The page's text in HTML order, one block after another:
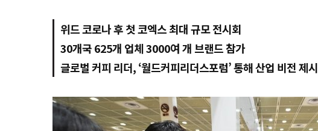
위드 코로나 후 첫 코엑스 최대 규모 전시회
30개국 625개 업체 3000여 개 브랜드 참가
글로벌 커피 리더, ‘월드커피리더스포럼’ 통해 산업 비전 제시